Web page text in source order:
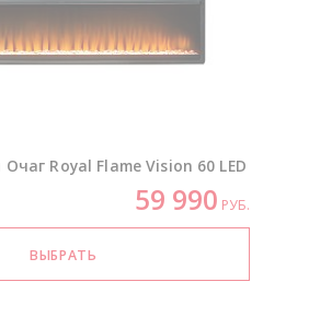
Royal Flame Vision 60 LED
59 990 РУБ.